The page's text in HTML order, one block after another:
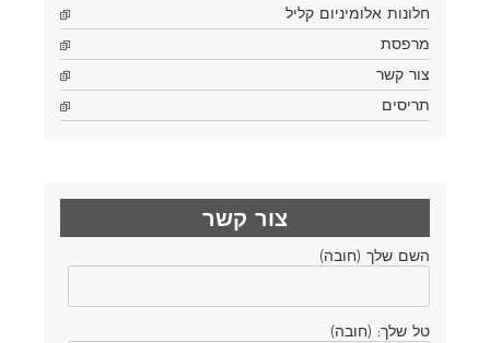
חלונות אלומיניום קליל
מרפסת
צור קשר
תריסים
צור קשר
השם שלך (חובה)
טל שלך: (חובה)